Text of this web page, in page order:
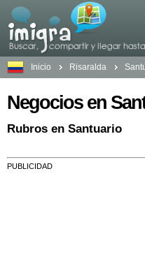
Inicio Risaralda
Negocios en
Rubros en Santuario
PUBLICIDAD